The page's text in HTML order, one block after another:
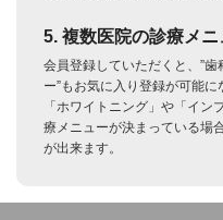
5. 複数医院の診療メ
会員登録していただくと、”歯
ー”もお気に入り登録が可能に
「ホワイトニング」や「イ
療メニューが決まっている場
が出来ます。